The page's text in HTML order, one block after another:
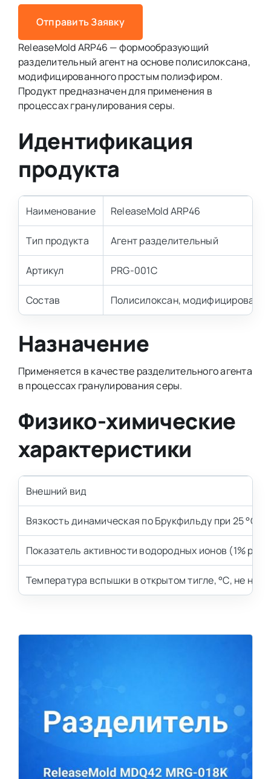
Отправить Заявку
ReleaseMold ARP46 — формообразующий
разделительный агент на основе полисилоксана,
модифицированного простым полиэфиром.
Продукт предназначен для применения в
процессах гранулирования серы.
Идентификация
продукта
Наименование ReleaseMold ARP46
Тип продукта Агент разделительный
Артикул PRG-001C
Состав Полисилоксан,
Назначение
Применяется в качестве разделительного агента
в процессах гранулирования серы.
Физико-химические
характеристики
Внешний вид
Вязкость динамическая по Брукфильду при 25 °С,
Показатель активности водородных ионов (1%
Температура вспышки в открытом тигле, °С, не ниже